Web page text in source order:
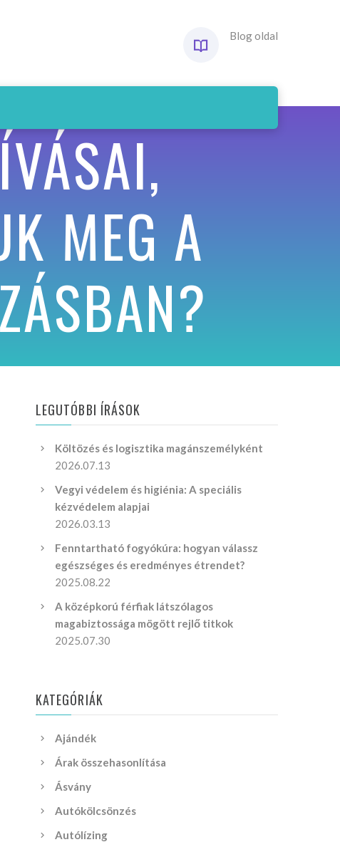
Blog oldal
MEG A
LEGUTÓBBI ÍRÁSOK
Költözés és logisztika magánszemélyként
2026.07.13
Vegyi védelem és higiénia: A speciális
kézvédelem alapjai
2026.03.13
Fenntartható fogyókúra: hogyan válassz
egészséges és eredményes étrendet?
2025.08.22
A középkorú férfiak látszólagos
magabiztossága mögött rejlő titkok
2025.07.30
KATEGÓRIÁK
Ajándék
Árak összehasonlítása
Ásvány
Autókölcsönzés
Autólízing